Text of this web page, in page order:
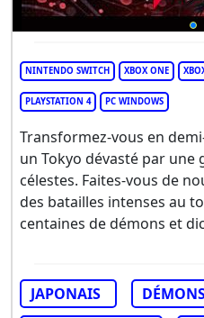
NINTENDO SWITCH XBOX ONE
PLAYSTATION 4 PC WINDOWS
Transformez-vous en
un Tokyo dévasté par une
célestes. Faites-vous de
des batailles intenses au
centaines de démons et
JAPONAIS